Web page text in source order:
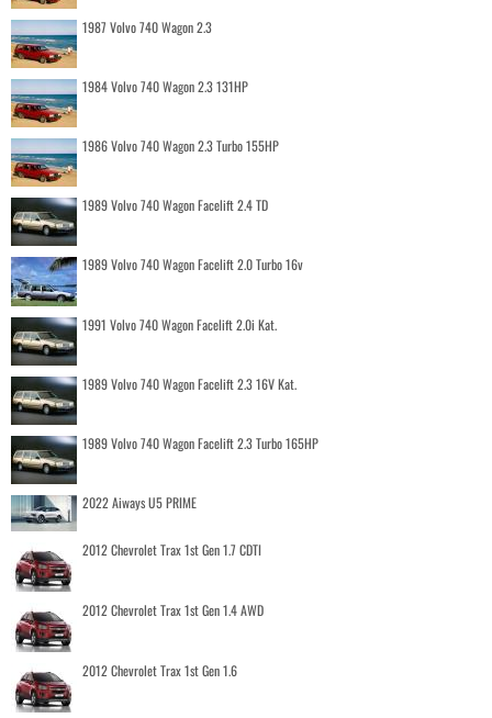
1987 Volvo 740 Wagon 2.3
1984 Volvo 740 Wagon 2.3 131HP
1986 Volvo 740 Wagon 2.3 Turbo 155HP
1989 Volvo 740 Wagon Facelift 2.4 TD
1989 Volvo 740 Wagon Facelift 2.0 Turbo 16v
1991 Volvo 740 Wagon Facelift 2.0i Kat.
1989 Volvo 740 Wagon Facelift 2.3 16V Kat.
1989 Volvo 740 Wagon Facelift 2.3 Turbo 165HP
2022 Aiways U5 PRIME
2012 Chevrolet Trax 1st Gen 1.7 CDTI
2012 Chevrolet Trax 1st Gen 1.4 AWD
2012 Chevrolet Trax 1st Gen 1.6